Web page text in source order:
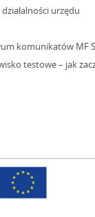
urzędu
komunikatów MF
testowe – jak